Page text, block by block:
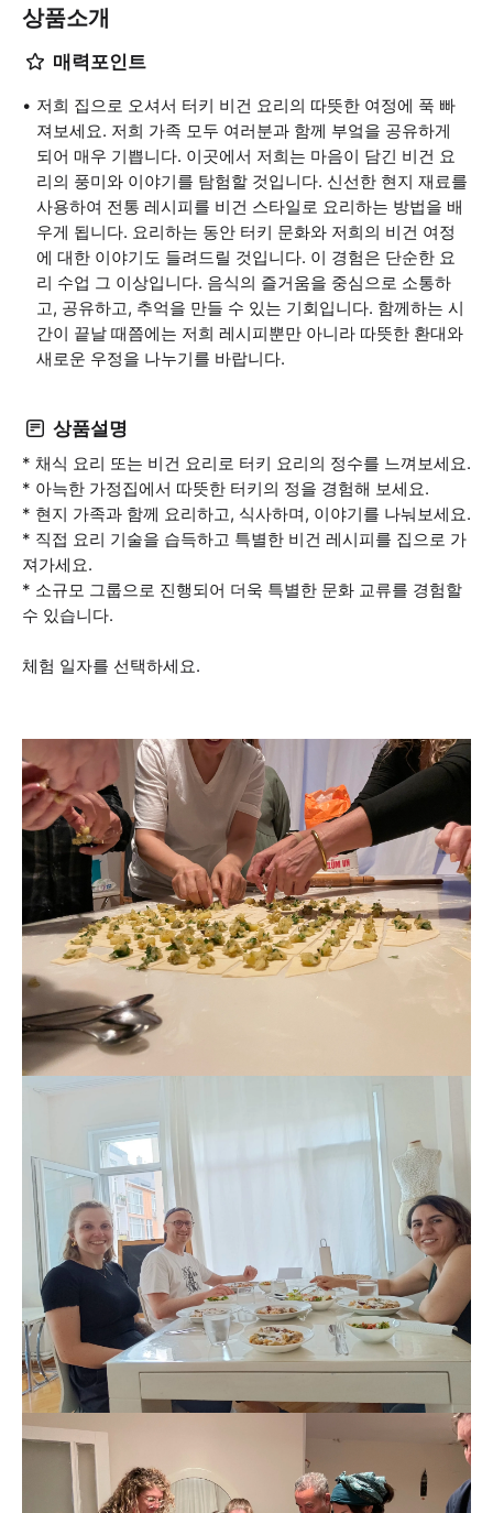
상품소개
매력포인트
저희 집으로 오셔서 터키 비건 요리의 따뜻한 여정에 푹 빠
져보세요. 저희 가족 모두 여러분과 함께 부엌을 공유하게
되어 매우 기쁩니다. 이곳에서 저희는 마음이 담긴 비건 요
리의 풍미와 이야기를 탐험할 것입니다. 신선한 현지 재료를
사용하여 전통 레시피를 비건 스타일로 요리하는 방법을 배
우게 됩니다. 요리하는 동안 터키 문화와 저희의 비건 여정
에 대한 이야기도 들려드릴 것입니다. 이 경험은 단순한 요
리 수업 그 이상입니다. 음식의 즐거움을 중심으로 소통하
고, 공유하고, 추억을 만들 수 있는 기회입니다. 함께하는 시
간이 끝날 때쯤에는 저희 레시피뿐만 아니라 따뜻한 환대와
새로운 우정을 나누기를 바랍니다.
상품설명
* 채식 요리 또는 비건 요리로 터키 요리의 정수를 느껴보세요.
* 아늑한 가정집에서 따뜻한 터키의 정을 경험해 보세요.
* 현지 가족과 함께 요리하고, 식사하며, 이야기를 나눠보세요.
* 직접 요리 기술을 습득하고 특별한 비건 레시피를 집으로 가
져가세요.
* 소규모 그룹으로 진행되어 더욱 특별한 문화 교류를 경험할
수 있습니다.
체험 일자를 선택하세요.